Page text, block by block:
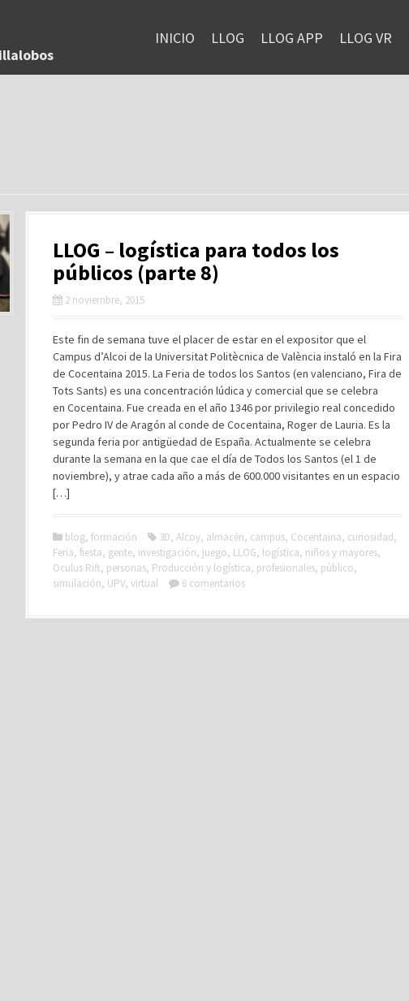
INICIO LLOG LLOG APP LLOG VR
LLOG – logística para todos los
públicos (parte 8)
2 noviembre, 2015
Este fin de semana tuve el placer de estar en el expositor que el
Campus d’Alcoi de la Universitat Politècnica de València instaló en la Fira
de Cocentaina 2015. La Feria de todos los Santos (en valenciano, Fira de
Tots Sants) es una concentración lúdica y comercial que se celebra
en Cocentaina. Fue creada en el año 1346 por privilegio real concedido
por Pedro IV de Aragón al conde de Cocentaina, Roger de Lauria. Es la
segunda feria por antigüedad de España. Actualmente se celebra
durante la semana en la que cae el día de Todos los Santos (el 1 de
noviembre), y atrae cada año a más de 600.000 visitantes en un espacio
[…]
blog, formación 3D, Alcoy, almacén, campus, Cocentaina, curiosidad,
Feria, fiesta, gente, investigación, juego, LLOG, logística, niños y mayores,
Oculus Rift, personas, Producción y logística, profesionales, público,
simulación, UPV, virtual 6 comentarios